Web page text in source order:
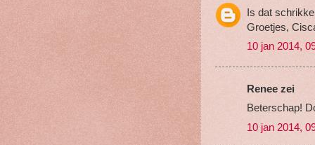
Is dat
Groetjes,
10 jan 2014,
Renee zei
Beterschap!
10 jan 2014,